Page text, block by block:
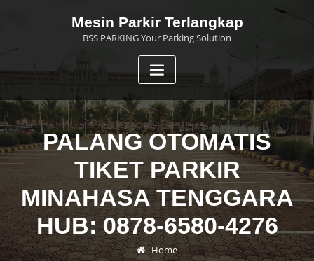
Mesin Parkir Terlangkap
BSS PARKING Your Parking Solution
PALANG OTOMATIS
TIKET PARKIR
MINAHASA TENGGARA
HUB: 0878-6580-4276
Home